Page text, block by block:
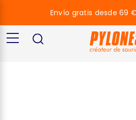
Envío gratis desde 69